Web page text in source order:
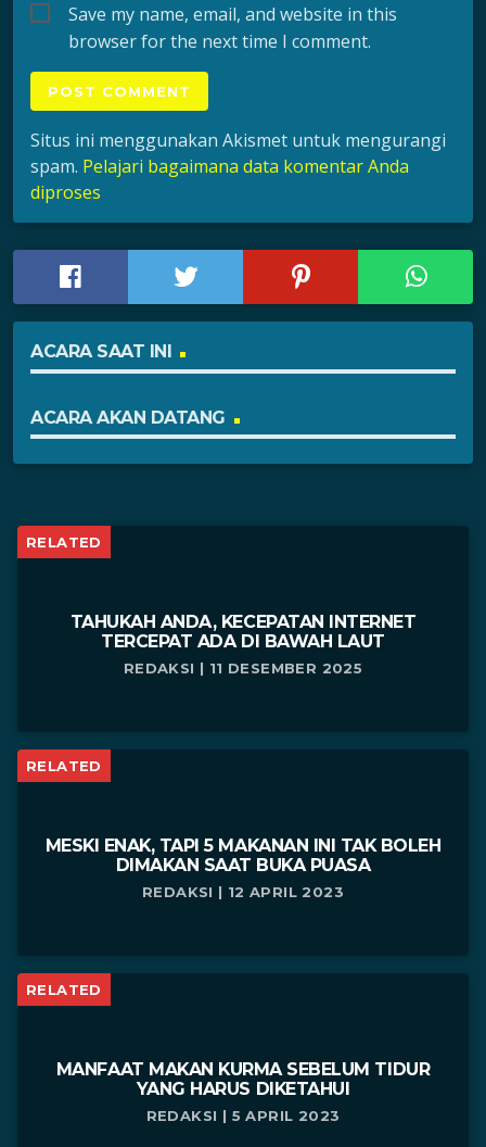
Save my name, email, and website in this
browser for the next time I comment.
Situs ini menggunakan Akismet untuk mengurangi
spam. Pelajari bagaimana data komentar Anda
diproses
ACARA SAAT INI
ACARA AKAN DATANG
RELATED
TAHUKAH ANDA, KECEPATAN INTERNET
TERCEPAT ADA DI BAWAH LAUT
REDAKSI | 11 DESEMBER 2025
RELATED
MESKI ENAK, TAPI 5 MAKANAN INI TAK BOLEH
DIMAKAN SAAT BUKA PUASA
REDAKSI | 12 APRIL 2023
RELATED
MANFAAT MAKAN KURMA SEBELUM TIDUR
YANG HARUS DIKETAHUI
REDAKSI | 5 APRIL 2023